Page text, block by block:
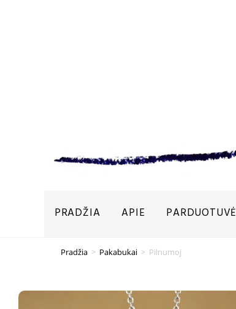
PRADŽIA APIE PARDUOTUVĖ
Pradžia > Pakabukai > Pilnumoj